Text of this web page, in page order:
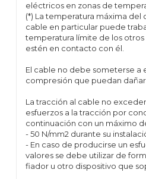
eléctricos en zonas de
(*) La temperatura máxima del
cable en particular puede
temperatura límite de los
estén en contacto con él.
El cable no debe someterse a
compresión que puedan
La tracción al cable no
esfuerzos a la tracción por
continuación con un máximo
- 50 N/mm2 durante su
- En caso de producirse un
valores se debe utilizar de
fiador u otro dispositivo que